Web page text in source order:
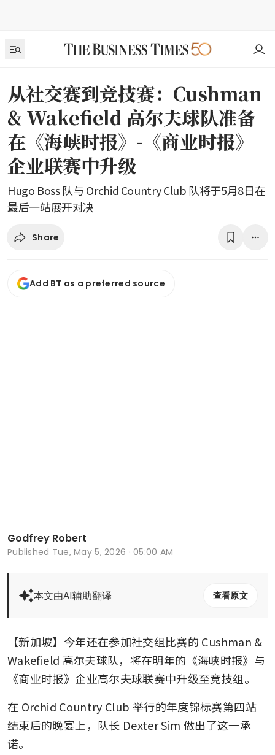
从社交赛到竞技赛：Cushman
& Wakefield 高尔夫球队准备
在《海峡时报》-《商业时报》
企业联赛中升级
Hugo Boss 队与 Orchid Country Club 队将于5月8日在
最后一站展开对决
Share
Add BT as a preferred source
Godfrey Robert
Published Tue, May 5, 2026 · 05:00 AM
本文由AI辅助翻译 查看原文
【新加坡】今年还在参加社交组比赛的 Cushman &
Wakefield 高尔夫球队，将在明年的《海峡时报》与
《商业时报》企业高尔夫球联赛中升级至竞技组。
在 Orchid Country Club 举行的年度锦标赛第四站
结束后的晚宴上，队长 Dexter Sim 做出了这一承
诺。